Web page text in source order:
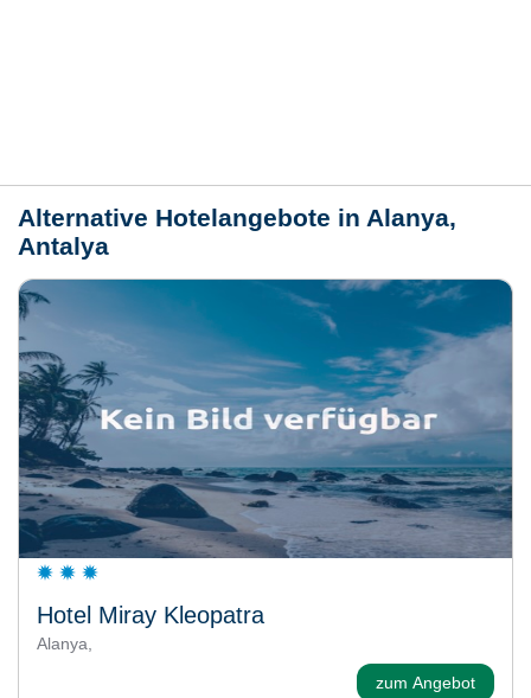
Alternative Hotelangebote in Alanya,
Antalya
Hotel Miray Kleopatra
Alanya,
zum Angebot